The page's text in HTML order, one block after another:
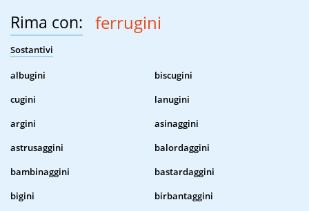
Rima con: ferrugini
Sostantivi
albugini
biscugini
cugini
lanugini
argini
asinaggini
astrusaggini
balordaggini
bambinaggini
bastardaggini
bigini
birbantaggini